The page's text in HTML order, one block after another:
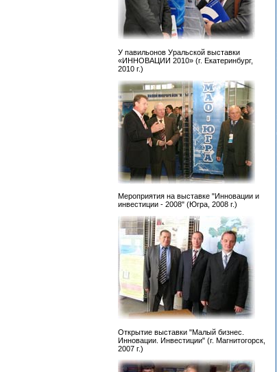
У павильонов Уральской выставки
«ИННОВАЦИИ 2010» (г. Екатеринбург,
2010 г.)
Мероприятия на выставке "Инновации и
инвестиции - 2008" (Югра, 2008 г.)
Открытие выставки "Малый бизнес.
Инновации. Инвестиции" (г. Магнитогорск,
2007 г.)